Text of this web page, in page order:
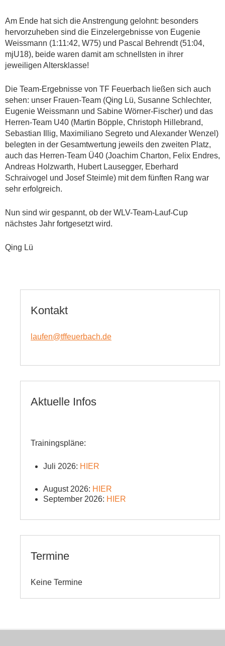
Am Ende hat sich die Anstrengung gelohnt: besonders
hervorzuheben sind die Einzelergebnisse von Eugenie
Weissmann (1:11:42, W75) und Pascal Behrendt (51:04,
mjU18), beide waren damit am schnellsten in ihrer
jeweiligen Altersklasse!
Die Team-Ergebnisse von TF Feuerbach ließen sich auch
sehen: unser Frauen-Team (Qing Lü, Susanne Schlechter,
Eugenie Weissmann und Sabine Wörner-Fischer) und das
Herren-Team U40 (Martin Böpple, Christoph Hillebrand,
Sebastian Illig, Maximiliano Segreto und Alexander Wenzel)
belegten in der Gesamtwertung jeweils den zweiten Platz,
auch das Herren-Team Ü40 (Joachim Charton, Felix Endres,
Andreas Holzwarth, Hubert Lausegger, Eberhard
Schraivogel und Josef Steimle) mit dem fünften Rang war
sehr erfolgreich.
Nun sind wir gespannt, ob der WLV-Team-Lauf-Cup
nächstes Jahr fortgesetzt wird.
Qing Lü
Kontakt
laufen@tffeuerbach.de
Aktuelle Infos
Trainingspläne:
Juli 2026: HIER
August 2026: HIER
September 2026: HIER
Termine
Keine Termine